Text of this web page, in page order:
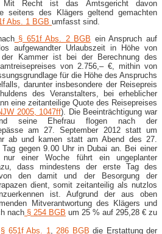
Recht ist das Amtsgericht davon
seitens des Klägers geltend gemachten
Abs. 1 BGB umfasst sind.
§ 651f Abs. 2 BGB ein Anspruch auf
aufgewandter Urlaubszeit in Höhe von
Kammer ist bei der Berechnung des
von 2.756,– €, mithin von
für die Höhe des Anspruchs
darunter insbesondere der Reisepreis
des Veranstalters, bei erheblicher
eine zeitanteilige Quote des Reisepreises
2005, 1047ff). Die Beeinträchtigung war
seine Ehefrau flogen nach der
am 27. September 2012 statt um
ab und kamen statt am Abend des 27.
gegen 9.00 Uhr in Dubai an. Bei einer
nur einer Woche führt ein ungeplanter
dass mindestens der erste Tag des
den damit und der Besorgung der
dient, somit zeitanteilig als nutzlos
ist. Aufgrund der aus oben
Mitverantwortung des Klägers und
nach § 254 BGB um 25 % auf 295,28 € zu
§ 651f Abs. 1 286 BGB die Erstattung der